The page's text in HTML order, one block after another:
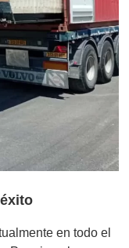
en todo el